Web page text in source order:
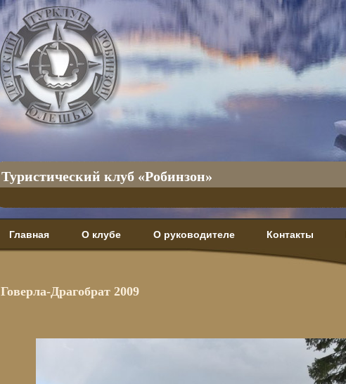
Туристический клуб «Робинзон»
Главная О клубе О руководителе Контакты
Говерла-Драгобрат 2009